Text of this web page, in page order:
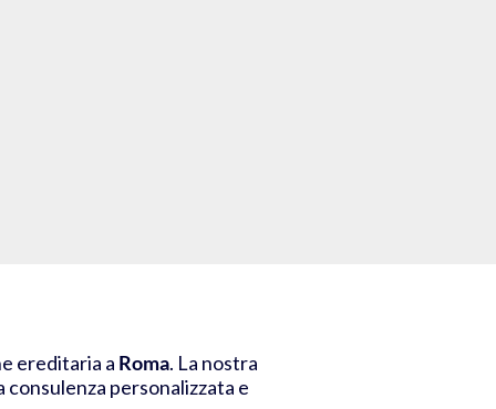
ereditaria a Roma. La nostra
personalizzata e